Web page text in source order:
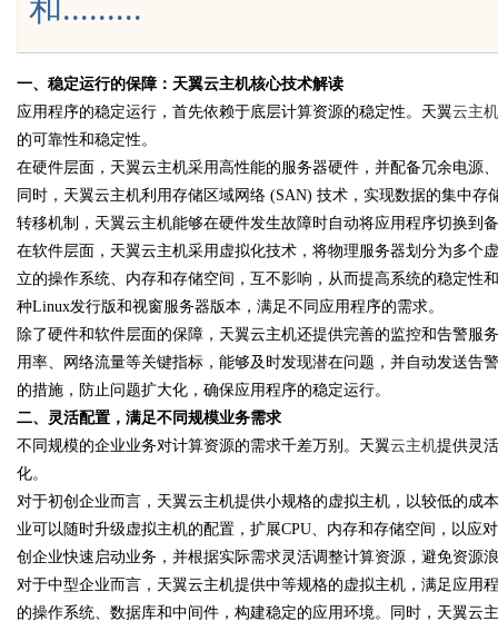
Bo
ar
d
和.........
一、稳定运行的保障：天翼云主机核心技术解读
应用程序的稳定运行，首先依赖于底层计算资源的稳定性。天翼云主机
的可靠性和稳定性。
在硬件层面，天翼云主机采用高性能的服务器硬件，并配备冗余电源
同时，天翼云主机利用存储区域网络 (SAN) 技术，实现数据的集中
转移机制，天翼云主机能够在硬件发生故障时自动将应用程序切换到
在软件层面，天翼云主机采用虚拟化技术，将物理服务器划分为多个
立的操作系统、内存和存储空间，互不影响，从而提高系统的稳定性
种Linux发行版和视窗服务器版本，满足不同应用程序的需求。
除了硬件和软件层面的保障，天翼云主机还提供完善的监控和告警服
用率、网络流量等关键指标，能够及时发现潜在问题，并自动发送告
的措施，防止问题扩大化，确保应用程序的稳定运行。
二、灵活配置，满足不同规模业务需求
不同规模的企业业务对计算资源的需求千差万别。天翼云主机提供灵
化。
对于初创企业而言，天翼云主机提供小规格的虚拟主机，以较低的成
业可以随时升级虚拟主机的配置，扩展CPU、内存和存储空间，以应
创企业快速启动业务，并根据实际需求灵活调整计算资源，避免资源
对于中型企业而言，天翼云主机提供中等规格的虚拟主机，满足应用
的操作系统、数据库和中间件，构建稳定的应用环境。同时，天翼云